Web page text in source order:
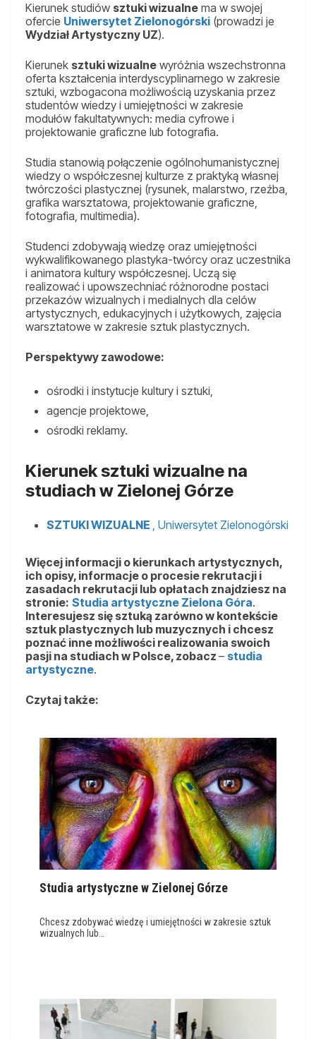
Kierunek studiów sztuki wizualne ma w swojej
ofercie Uniwersytet Zielonogórski (prowadzi je
Wydział Artystyczny UZ).
Kierunek sztuki wizualne wyróżnia wszechstronna
oferta kształcenia interdyscyplinarnego w zakresie
sztuki, wzbogacona możliwością uzyskania przez
studentów wiedzy i umiejętności w zakresie
modułów fakultatywnych: media cyfrowe i
projektowanie graficzne lub fotografia.
Studia stanowią połączenie ogólnohumanistycznej
wiedzy o współczesnej kulturze z praktyką własnej
twórczości plastycznej (rysunek, malarstwo, rzeźba,
grafika warsztatowa, projektowanie graficzne,
fotografia, multimedia).
Studenci zdobywają wiedzę oraz umiejętności
wykwalifikowanego plastyka-twórcy oraz uczestnika
i animatora kultury współczesnej. Uczą się
realizować i upowszechniać różnorodne postaci
przekazów wizualnych i medialnych dla celów
artystycznych, edukacyjnych i użytkowych, zajęcia
warsztatowe w zakresie sztuk plastycznych.
Perspektywy zawodowe:
ośrodki i instytucje kultury i sztuki,
agencje projektowe,
ośrodki reklamy.
Kierunek sztuki wizualne na
studiach w Zielonej Górze
SZTUKI WIZUALNE , Uniwersytet Zielonogórski
Więcej informacji o kierunkach artystycznych,
ich opisy, informacje o procesie rekrutacji i
zasadach rekrutacji lub opłatach znajdziesz na
stronie: Studia artystyczne Zielona Góra.
Interesujesz się sztuką zarówno w kontekście
sztuk plastycznych lub muzycznych i chcesz
poznać inne możliwości realizowania swoich
pasji na studiach w Polsce, zobacz – studia
artystyczne.
Czytaj także:
Studia artystyczne w Zielonej Górze
Chcesz zdobywać wiedzę i umiejętności w zakresie sztuk
wizualnych lub…